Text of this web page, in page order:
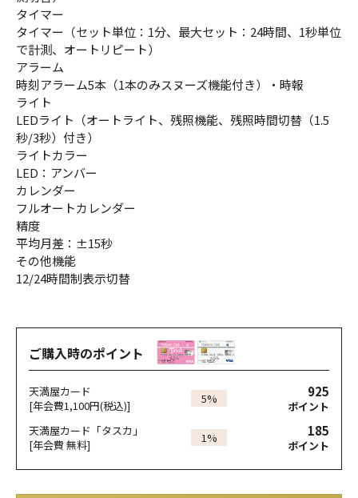
タイマー
タイマー（セット単位：1分、最大セット：24時間、1秒単位
で計測、オートリピート）
アラーム
時刻アラーム5本（1本のみスヌーズ機能付き）・時報
ライト
LEDライト（オートライト、残照機能、残照時間切替（1.5
秒/3秒）付き）
ライトカラー
LED：アンバー
カレンダー
フルオートカレンダー
精度
平均月差：±15秒
その他機能
12/24時間制表示切替
ご購入時のポイント
天満屋カード
[年会費1,100円(税込)]
5% 925
ポイント
天満屋カード「タスカ」
[年会費 無料]
1% 185
ポイント